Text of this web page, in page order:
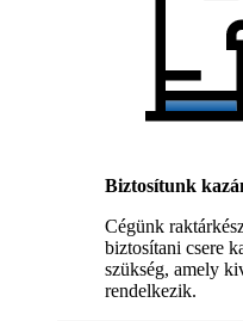
Biztosítunk
Cégünk
biztosítani csere
szükség, amely
rendelkezik.